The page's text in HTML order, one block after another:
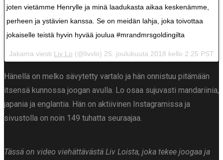
joten vietämme Henrylle ja minä laadukasta aikaa keskenämme,
perheen ja ystävien kanssa. Se on meidän lahja, joka toivottaa
jokaiselle teistä hyvin hyvää joulua #mrandmrsgoldingilta
Jakama viesti Liv Lo (@livvlo) 25. joulukuuta 2018 kello 2:25 PST
Hänellä on melko sävytetty vartalo ja hän onnistuu pitämään
itsensä kunnossa joogan avulla. Lo osaa sujuvasti mandariinia,
japania ja englantia. Hän on aktiivinen Instagramissa ja
sivustolla on noin 149 tuhatta seuraajaa.
Tässä on video viehättävästä Liv Loista, joka tekee joogaa ja